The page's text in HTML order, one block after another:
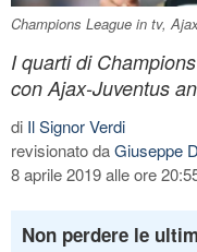
Champions League in tv,
I quarti di
con Ajax-Juventus
di Il Signor Verdi
revisionato daGiuseppe
8 aprile 2019 alle ore
Non perdere le